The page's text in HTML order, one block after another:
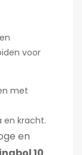
voor
met
en kracht.
en